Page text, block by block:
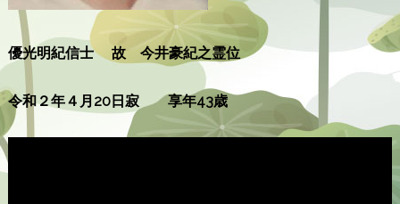
優光明紀信士 故 今井豪紀之霊位
令和２年４月20日寂 享年43歳